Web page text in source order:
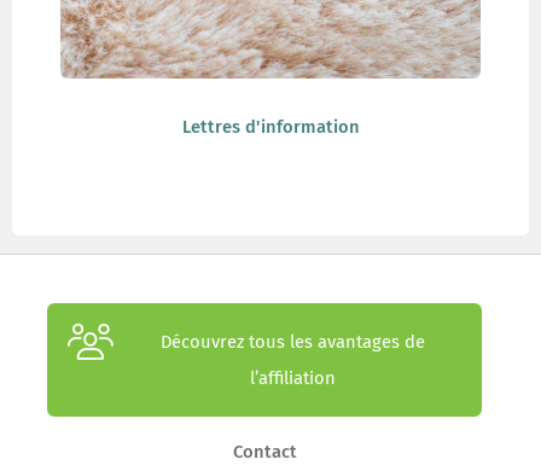
Lettres d'information
Découvrez tous les avantages de
l’affiliation
Contact